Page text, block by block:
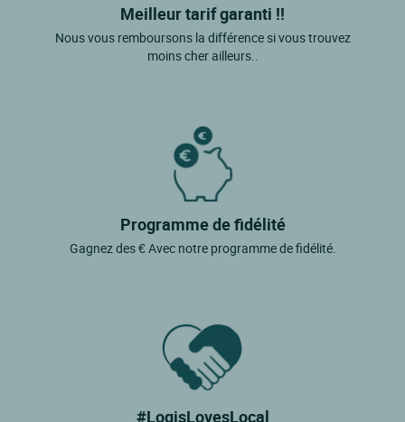
Meilleur tarif garanti !!
Nous vous remboursons la différence si vous trouvez
moins cher ailleurs..
Programme de fidélité
Gagnez des € Avec notre programme de fidélité.
#LogisLovesLocal